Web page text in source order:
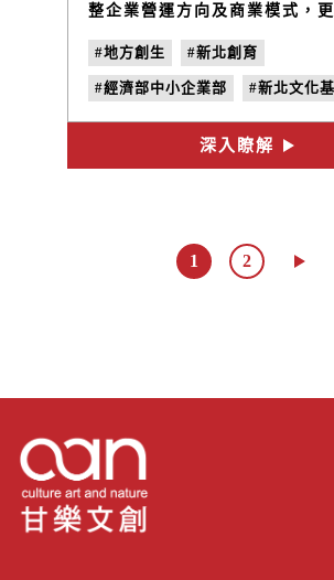
整企業營運方向及商業模式，
#地方創生
#新北創育
#經濟部中小企業部 #新北文化
#業師創業扶持 #青年創業
深入瞭解
1 2